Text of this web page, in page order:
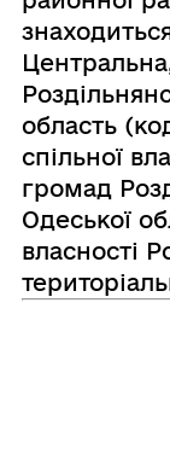
область
спільної
громад
Одеської
власності